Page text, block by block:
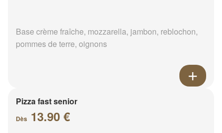
Base crème fraîche, mozzarella, jambon, reblochon,
pommes de terre, oignons
Pizza fast senior
Dès 13.90 €